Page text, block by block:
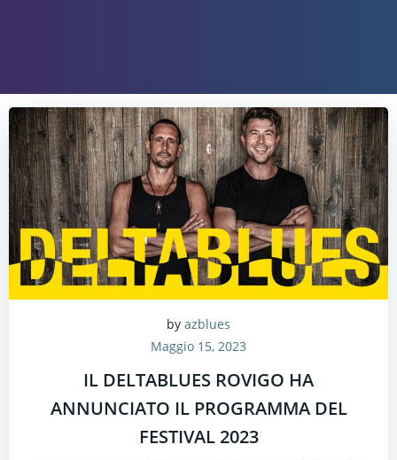
by azblues
Maggio 15, 2023
IL DELTABLUES ROVIGO HA
ANNUNCIATO IL PROGRAMMA DEL
FESTIVAL 2023